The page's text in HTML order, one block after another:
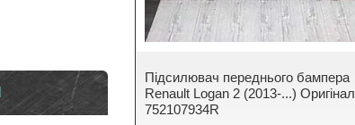
Підсилювач переднього бампера
Renault Logan 2 (2013-...) Оригінал
752107934R